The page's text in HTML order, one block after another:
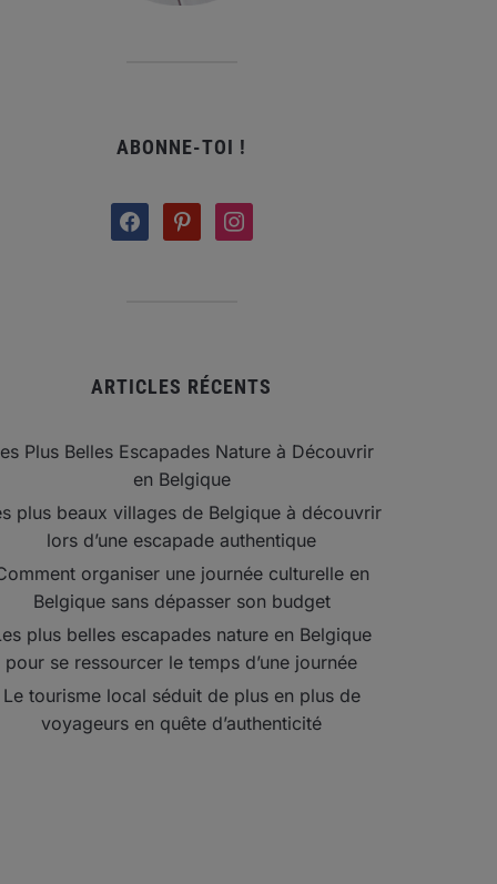
ABONNE-TOI !
facebookpinterestinstagram
ARTICLES RÉCENTS
Plus Belles Escapades Nature à Découvrir
en Belgique
plus beaux villages de Belgique à découvrir
lors d’une escapade authentique
organiser une journée culturelle en
Belgique sans dépasser son budget
plus belles escapades nature en Belgique
pour se ressourcer le temps d’une journée
Le tourisme local séduit de plus en plus de
voyageurs en quête d’authenticité